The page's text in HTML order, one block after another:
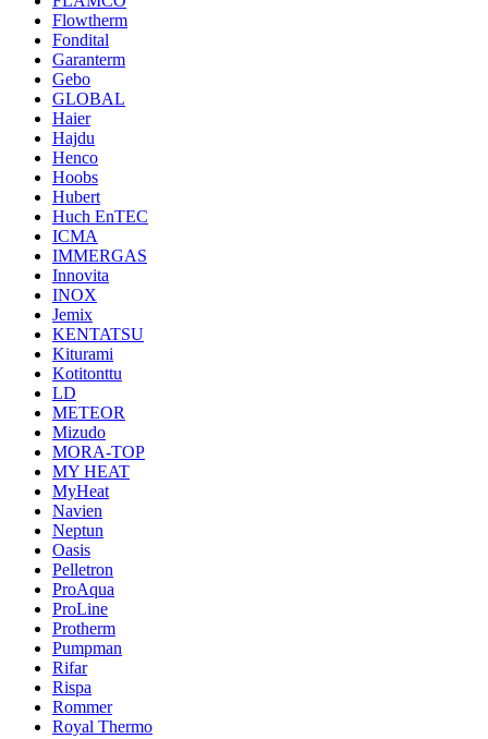
Flowtherm
Fondital
Garanterm
Gebo
GLOBAL
Haier
Hajdu
Henco
Hoobs
Hubert
Huch EnTEC
ICMA
IMMERGAS
Innovita
INOX
Jemix
KENTATSU
Kiturami
Kotitonttu
LD
METEOR
Mizudo
MORA-TOP
MY HEAT
MyHeat
Navien
Neptun
Oasis
Pelletron
ProAqua
ProLine
Protherm
Pumpman
Rifar
Rispa
Rommer
Royal Thermo